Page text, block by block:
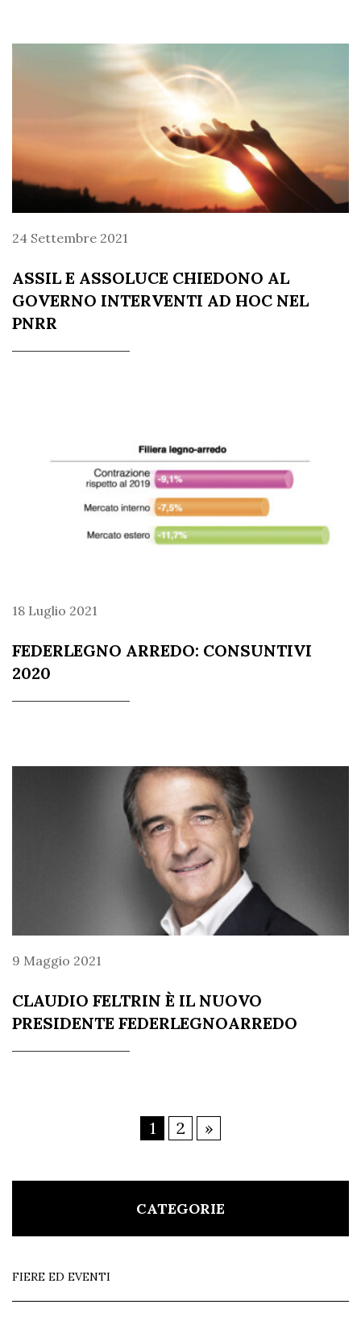
24 Settembre 2021
ASSIL E ASSOLUCE CHIEDONO AL
GOVERNO INTERVENTI AD HOC NEL
PNRR
18 Luglio 2021
FEDERLEGNO ARREDO: CONSUNTIVI
2020
9 Maggio 2021
CLAUDIO FELTRIN È IL NUOVO
PRESIDENTE FEDERLEGNOARREDO
1 2 »
CATEGORIE
FIERE ED EVENTI